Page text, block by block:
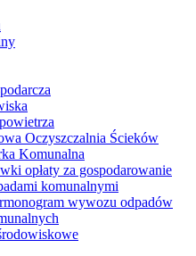
Oczyszczalnia Ścieków
Komunalna
opłaty za gospodarowanie
komunalnymi
wywozu odpadów